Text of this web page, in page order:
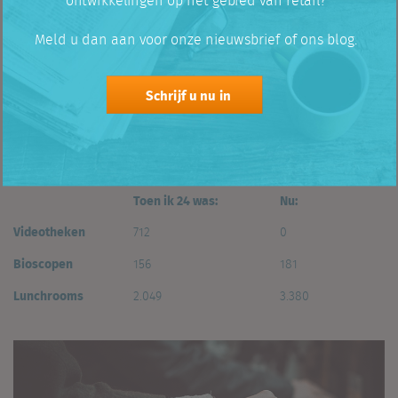
bij de uitgang. Hier snappen mijn dochters van 10 en 18 helemaal
Het is nu Netflix, Disney, HBO of – toch ook nog – de bioscoop. Die
laatste heeft de streamingdiensten wél overleefd. We gaan dan
Toen ik 24 was:
Nu:
Videotheken
712
0
Bioscopen
156
181
Lunchrooms
2.049 3.380
Schrijf u nu in
Meld u dan aan voor onze nieuwsbrief of ons blog.